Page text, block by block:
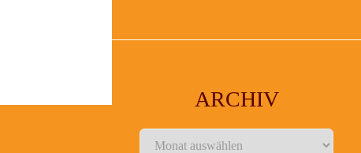
ARCHIV
Archiv